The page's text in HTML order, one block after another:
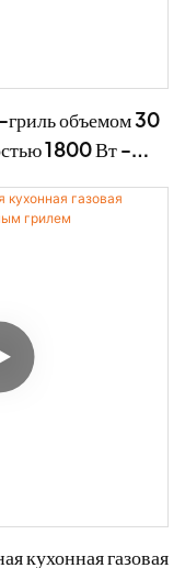
гриль объемом 30
1800 Вт -
кухонная газовая